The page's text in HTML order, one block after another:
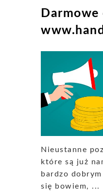
Darmowe
Nieustanne
które są już
bardzo dobrym
się bowiem, ...